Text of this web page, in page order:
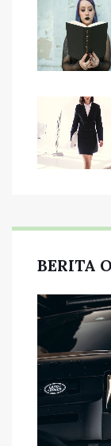
BERITA